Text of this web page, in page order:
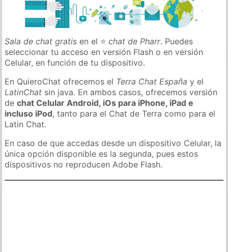
Sala de chat gratis en el ⭐chat de Pharr. Puedes
seleccionar tu acceso en versión Flash o en versión
Celular, en función de tu dispositivo.
En QuieroChat ofrecemos el Terra Chat España y el
LatinChat sin java. En ambos casos, ofrecemos versión
dechat Celular Android, iOs para iPhone, iPad e
incluso iPod, tanto para el Chat de Terra como para el
Latin Chat.
En caso de que accedas desde un dispositivo Celular, la
única opción disponible es la segunda, pues estos
dispositivos no reproducen Adobe Flash.